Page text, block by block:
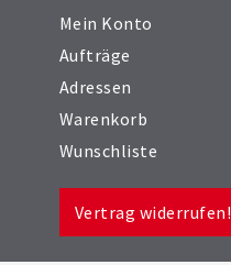
Mein Konto
Aufträge
Adressen
Warenkorb
Wunschliste
Vertrag widerrufen!